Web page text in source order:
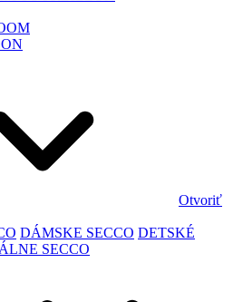
Otvoriť
DÁMSKE SECCO DETSKÉ
SECCO